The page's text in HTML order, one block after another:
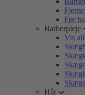
Før
Barberpleje
Vis
Hår